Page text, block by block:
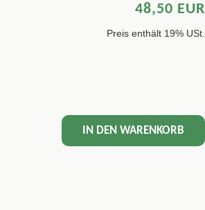
48,50 EUR
Preis enthält 19% USt.
IN DEN WARENKORB